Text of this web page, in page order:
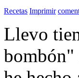
Recetas Imprimir
Llevo
bombón"